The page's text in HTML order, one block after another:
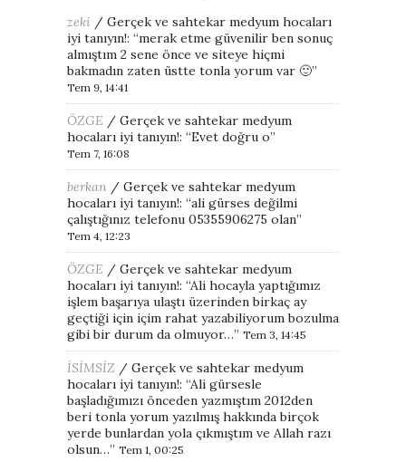
zeki / Gerçek ve sahtekar medyum hocaları
iyi tanıyın!: “merak etme güvenilir ben sonuç
almıştım 2 sene önce ve siteye hiçmi
bakmadın zaten üstte tonla yorum var 🙂”
Tem 9, 14:41
ÖZGE / Gerçek ve sahtekar medyum
hocaları iyi tanıyın!: “Evet doğru o”
Tem 7, 16:08
berkan / Gerçek ve sahtekar medyum
hocaları iyi tanıyın!: “ali gürses değilmi
çalıştığınız telefonu 05355906275 olan”
Tem 4, 12:23
ÖZGE / Gerçek ve sahtekar medyum
hocaları iyi tanıyın!: “Ali hocayla yaptığımız
işlem başarıya ulaştı üzerinden birkaç ay
geçtiği için içim rahat yazabiliyorum bozulma
gibi bir durum da olmuyor…” Tem 3, 14:45
İSİMSİZ / Gerçek ve sahtekar medyum
hocaları iyi tanıyın!: “Ali gürsesle
başladığımızı önceden yazmıştım 2012den
beri tonla yorum yazılmış hakkında birçok
yerde bunlardan yola çıkmıştım ve Allah razı
olsun…” Tem 1, 00:25